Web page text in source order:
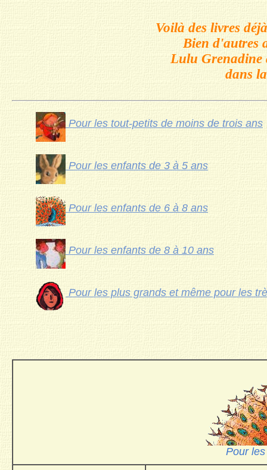
Voilà des livres
Bien d'autres
Lulu Grenadine
dans
Pour les tout-petits de moins de trois ans
Pour les enfants de 3 à 5 ans
Pour les enfants de 6 à 8 ans
Pour les enfants de 8 à 10 ans
Pour les plus grands et même pour les
Pour